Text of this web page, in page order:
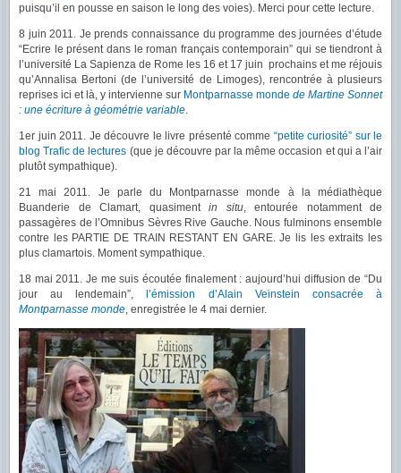
puisqu’il en pousse en saison le long des voies). Merci pour cette lecture.
8 juin 2011. Je prends connaissance du programme des journées d’étude
“Ecrire le présent dans le roman français contemporain” qui se tiendront à
l’université La Sapienza de Rome les 16 et 17 juin prochains et me réjouis
qu’Annalisa Bertoni (de l’université de Limoges), rencontrée à plusieurs
reprises ici et là, y intervienne sur Montparnasse monde de Martine Sonnet
: une écriture à géométrie variable
1er juin 2011. Je découvre le livre présenté comme “petite curiosité” sur le
blog Trafic de lectures (que je découvre par la même occasion et qui a l’air
plutôt sympathique).
21 mai 2011. Je parle du Montparnasse monde à la médiathèque
Buanderie de Clamart, quasiment in situ, entourée notamment de
passagères de l’Omnibus Sèvres Rive Gauche. Nous fulminons ensemble
contre les PARTIE DE TRAIN RESTANT EN GARE. Je lis les extraits les
plus clamartois. Moment sympathique.
18 mai 2011. Je me suis écoutée finalement : aujourd’hui diffusion de “Du
jour au lendemain”,l’émission d’Alain Veinstein consacrée à
Montparnasse monde , enregistrée le 4 mai dernier.